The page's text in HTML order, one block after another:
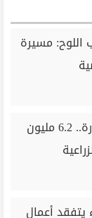
اللوح: مسيرة
الموالح والبطاطس في الصدارة.. 6.2 مليون
يتفقد أعمال